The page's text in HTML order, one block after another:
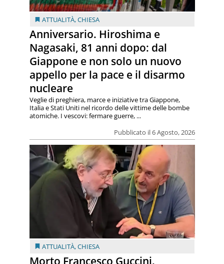
ATTUALITÀ,CHIESA
Anniversario. Hiroshima e
Nagasaki, 81 anni dopo: dal
Giappone e non solo un nuovo
appello per la pace e il disarmo
nucleare
Pubblicato il 6 Agosto, 2026
Veglie di preghiera, marce e iniziative tra Giappone,
Italia e Stati Uniti nel ricordo delle vittime delle bombe
atomiche. I vescovi: fermare guerre, ...
ATTUALITÀ,CHIESA
Morto Francesco Guccini.